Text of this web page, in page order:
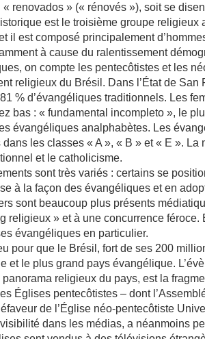
renovados » (« rénovés »), soit se
est le troisième groupe
il est composé principalement
à cause du ralentissement
on compte les pentecôtistes et les
religieux du Brésil. Dans l’État de
% d’évangéliques traditionnels. Les
bas : « fundamental incompleto », le
évangéliques analphabètes. Les
les classes « A », « B » et « E ».
et le catholicisme.
sont très variés : certains se
à la façon des évangéliques et en
sont beaucoup plus présents
religieux » et à une concurrence féroce.
évangéliques en particulier.
pour que le Brésil, fort de ses 200
et le plus grand pays évangélique.
religieux du pays, est la
Églises pentecôtistes – dont
de l’Église néo-pentecôtiste
dans les médias, a néanmoins